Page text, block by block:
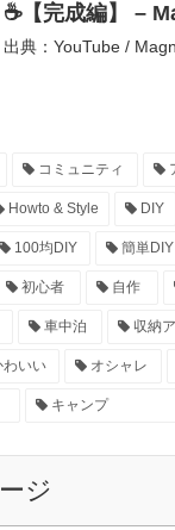
☕【完成編】 –
出典：YouTube /
コミュニティ
Howto & Style DIY
100均DIY 簡単DIY
初心者 自作
車中泊 収納
いい オシャレ
キャンプ
ジ